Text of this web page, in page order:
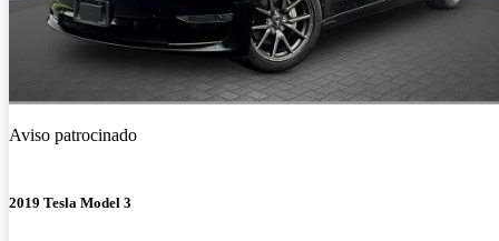
Aviso patrocinado
2019 Tesla Model 3